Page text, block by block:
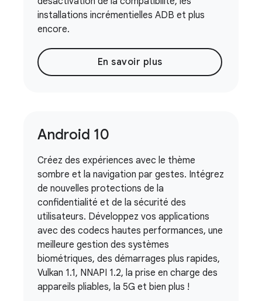
installations incrémentielles ADB et plus
encore.
En savoir plus
Android 10
Créez des expériences avec le thème
sombre et la navigation par gestes. Intégrez
de nouvelles protections de la
confidentialité et de la sécurité des
utilisateurs. Développez vos applications
avec des codecs hautes performances, une
meilleure gestion des systèmes
biométriques, des démarrages plus rapides,
Vulkan 1.1, NNAPI 1.2, la prise en charge des
appareils pliables, la 5G et bien plus !